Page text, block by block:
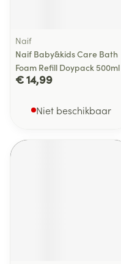
Naif
Naif Baby&kids Care Bath
Foam Refill Doypack 500ml
€ 14,99
Niet beschikbaar